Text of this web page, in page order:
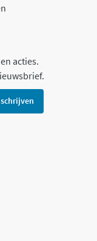
acties.